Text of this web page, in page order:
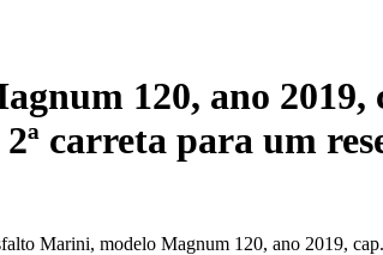
120, ano 2019,
carreta para um
Marini, modelo Magnum 120, ano 2019,